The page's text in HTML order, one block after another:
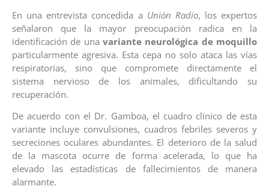
En una entrevista concedida a Unión Radio, los expertos
señalaron que la mayor preocupación radica en la
identificación de una variante neurológica de moquillo
particularmente agresiva. Esta cepa no solo ataca las vías
respiratorias, sino que compromete directamente el
sistema nervioso de los animales, dificultando su
recuperación.
De acuerdo con el Dr. Gamboa, el cuadro clínico de esta
variante incluye convulsiones, cuadros febriles severos y
secreciones oculares abundantes. El deterioro de la salud
de la mascota ocurre de forma acelerada, lo que ha
elevado las estadísticas de fallecimientos de manera
alarmante.